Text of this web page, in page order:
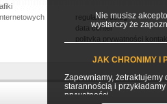
Nie musisz
wystarczy że
JAK CHRONIMY I
Zapewniamy,
starannością i
prywatności.
regulamin usług
data center
polityka prywatności